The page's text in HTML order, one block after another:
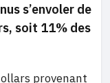
s’envoler de
soit 11% des
provenant